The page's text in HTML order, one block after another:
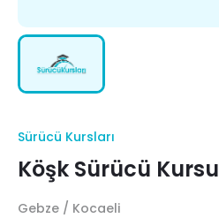
Sürücü Kursları
Köşk Sürücü Kursu
Gebze / Kocaeli